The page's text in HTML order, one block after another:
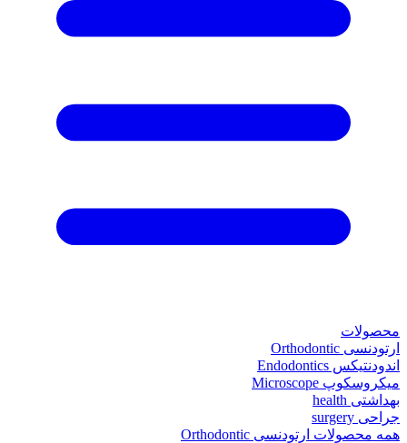
محصولات
ارتودنسی Orthodontic
اندودنتیکس Endodontics
میکروسکوپ Microscope
بهداشتی health
جراحی surgery
همه محصولات ارتودنسی Orthodontic